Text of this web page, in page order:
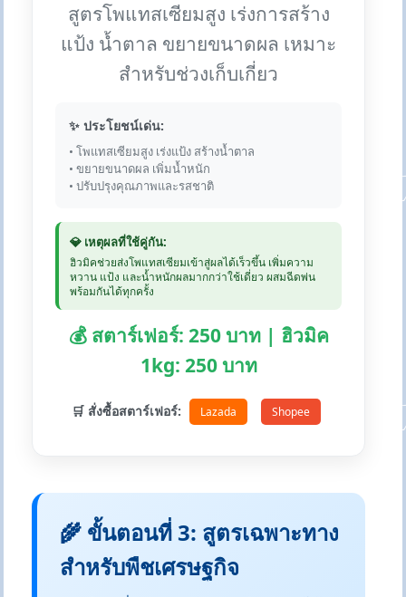
สูตรโพแทสเซียมสูง เร่งการสร้าง
แป้ง น้ำตาล ขยายขนาดผล เหมาะ
สำหรับช่วงเก็บเกี่ยว
✨ ประโยชน์เด่น:
• โพแทสเซียมสูง เร่งแป้ง สร้างน้ำตาล
• ขยายขนาดผล เพิ่มน้ำหนัก
• ปรับปรุงคุณภาพและรสชาติ
💎 เหตุผลที่ใช้คู่กัน:
ฮิวมิคช่วยส่งโพแทสเซียมเข้าสู่ผลได้เร็วขึ้น เพิ่มความ
หวาน แป้ง และน้ำหนักผลมากกว่าใช้เดี่ยว ผสมฉีดพ่น
พร้อมกันได้ทุกครั้ง
💰 สตาร์เฟอร์: 250 บาท | ฮิวมิค
1kg: 250 บาท
🛒 สั่งซื้อสตาร์เฟอร์: Lazada Shopee
🌾 ขั้นตอนที่ 3: สูตรเฉพาะทาง
สำหรับพืชเศรษฐกิจ